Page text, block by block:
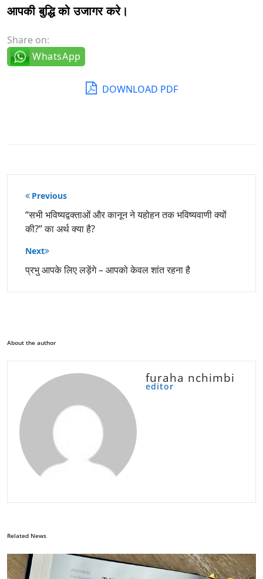
आपकी बुद्धि को उजागर करे।
Share on:
WhatsApp
DOWNLOAD PDF
पोस्ट
नेविगेशन
Previous
“सभी भविष्यद्वक्ताओं और कानून ने यहोहन तक भविष्यवाणी क्यों
की?” का अर्थ क्या है?
Next
प्रभु आपके लिए लड़ेंगे – आपको केवल शांत रहना है
About the author
furaha nchimbi
editor
Related News